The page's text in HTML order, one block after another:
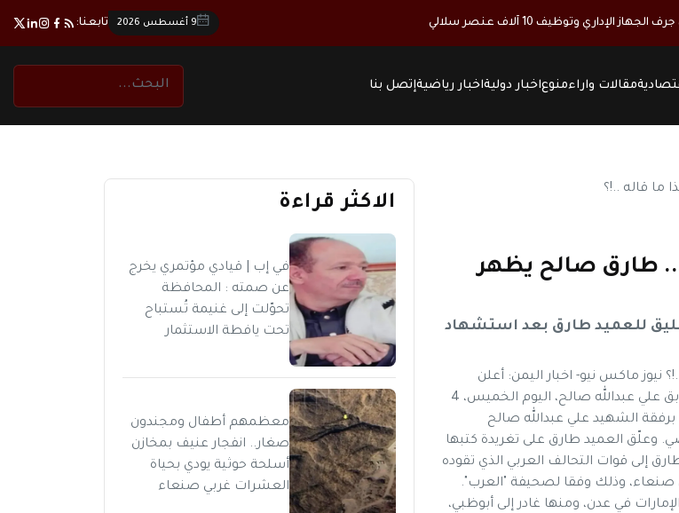
وتوظيف 10 آلاف عنصر سلالي 9 أغسطس 2026 تابعنا:
مقالات واراءمنوعاخبار دوليةاخبار رياضيةإتصل بنا
طارق صالح يظهر
للعميد طارق بعد استشهاد
نيوز ماكس نيو- اخبار اليمن: أعلن
العميد الركن طارق محمد عبدالله صالح نجل شقيق الرئيس اليمني السابق علي عبدالله صالح، اليوم الخميس، 4
برفقة الشهيد علي عبدالله صالح
وعلّق العميد طارق على تغريدة كتبها
إلى قوات التحالف العربي الذي تقوده
صنعاء، وذلك وفقا لصحيفة "العرب".
في عدن، ومنها غادر إلى أبوظبي،
الاكثر قراءة
في إب | قيادي مؤتمري يخرج
عن صمته : المحافظة
تحوّلت إلى غنيمة تُستباح
تحت يافطة الاستثمار
معظمهم أطفال ومجندون
صغار.. انفجار عنيف بمخازن
أسلحة حوثية يودي بحياة
العشرات غربي صنعاء